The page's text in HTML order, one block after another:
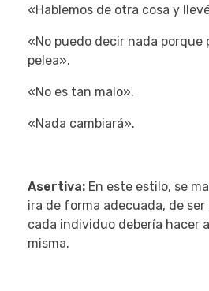
«Hablemos de otra cosa y
«No puedo decir nada porque
pelea».
«No es tan malo».
«Nada cambiará».
Asertiva: En este estilo, se
ira de forma adecuada, de ser
cada individuo debería hacer
misma.